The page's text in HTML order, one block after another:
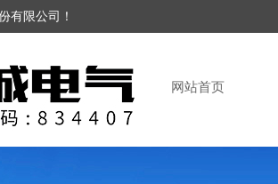
有限公司！
网站首页